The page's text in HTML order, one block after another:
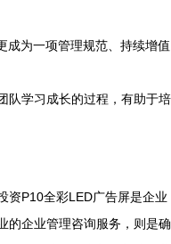
成为一项管理规范、持续增值
队学习成长的过程，有助于培
资P10全彩LED广告屏是企业
的企业管理咨询服务，则是确